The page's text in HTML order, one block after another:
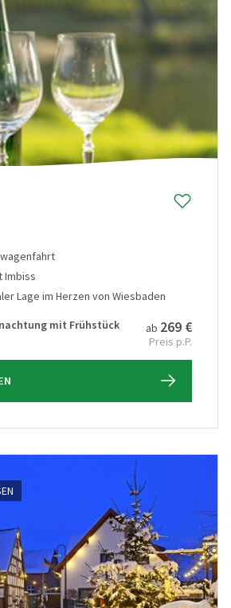
Imbiss
Lage im Herzen von Wiesbaden
mit Frühstück
ab 269 €
Preis p.P.